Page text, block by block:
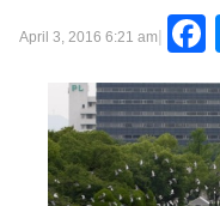
April 3, 2016 6:21 am|